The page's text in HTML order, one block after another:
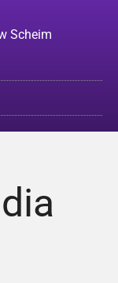
Scheim